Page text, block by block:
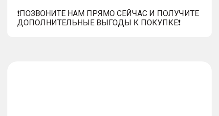
❗️ПОЗВОНИТЕ НАМ ПРЯМО СЕЙЧАС И ПОЛУЧИТЕ
ДОПОЛНИТЕЛЬНЫЕ ВЫГОДЫ К ПОКУПКЕ❗